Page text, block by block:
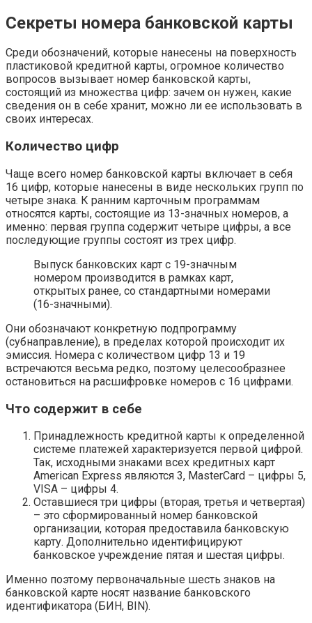
Секреты номера банковской карты
Среди обозначений, которые нанесены на поверхность
пластиковой кредитной карты, огромное количество
вопросов вызывает номер банковской карты,
состоящий из множества цифр: зачем он нужен, какие
сведения он в себе хранит, можно ли ее использовать в
своих интересах.
Количество цифр
Чаще всего номер банковской карты включает в себя
16 цифр, которые нанесены в виде нескольких групп по
четыре знака. К ранним карточным программам
относятся карты, состоящие из 13-значных номеров, а
именно: первая группа содержит четыре цифры, а все
последующие группы состоят из трех цифр.
Выпуск банковских карт с 19-значным
номером производится в рамках карт,
открытых ранее, со стандартными номерами
(16-значными).
Они обозначают конкретную подпрограмму
(субнаправление), в пределах которой происходит их
эмиссия. Номера с количеством цифр 13 и 19
встречаются весьма редко, поэтому целесообразнее
остановиться на расшифровке номеров с 16 цифрами.
Что содержит в себе
Принадлежность кредитной карты к определенной
системе платежей характеризуется первой цифрой.
Так, исходными знаками всех кредитных карт
American Express являются 3, MasterCard – цифры 5,
VISA – цифры 4.
Оставшиеся три цифры (вторая, третья и четвертая)
– это сформированный номер банковской
организации, которая предоставила банковскую
карту. Дополнительно идентифицируют
банковское учреждение пятая и шестая цифры.
Именно поэтому первоначальные шесть знаков на
банковской карте носят название банковского
идентификатора (БИН, BIN).